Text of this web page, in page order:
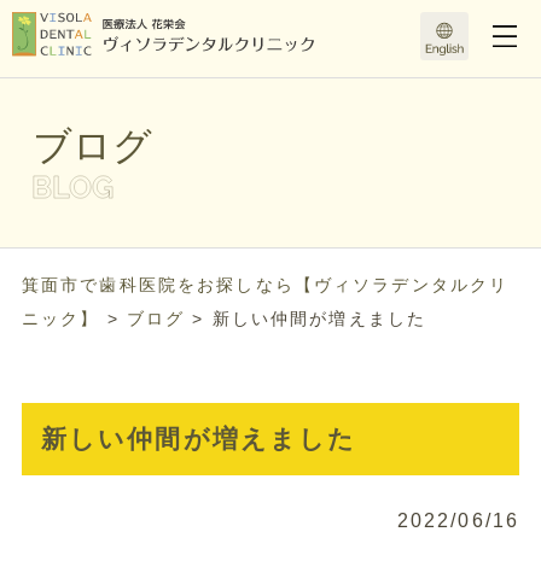
ブログ
箕面市で歯科医院をお探しなら【ヴィソラデンタルクリ
ニック】
> ブログ > 新しい仲間が増えました
新しい仲間が増えました
2022/06/16